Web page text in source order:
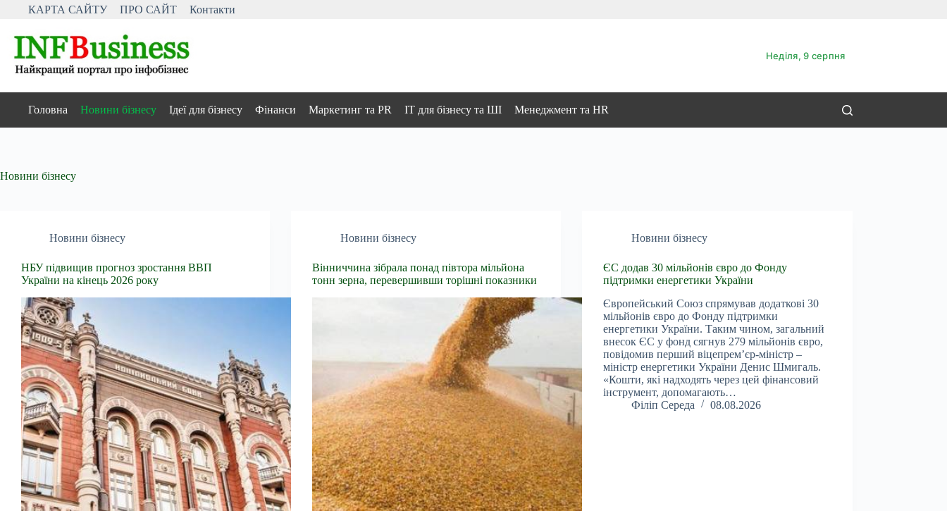
ПерейтиКАРТА САЙТУ ПРО САЙТ Контакти
Неділя, 9 серпня
Головна Новини бізнесу Ідеї для бізнесу Фінанси Маркетинг та PR IT для бізнесу та ШІ Менеджмент та HR
Новини бізнесу
Новини бізнесу
НБУ підвищив прогноз зростання ВВП
України на кінець 2026 року
Новини бізнесу
Вінниччина зібрала понад півтора мільйона
тонн зерна, перевершивши торішні показники
Новини бізнесу
ЄС додав 30 мільйонів євро до Фонду
підтримки енергетики України
Європейський Союз спрямував додаткові 30
мільйонів євро до Фонду підтримки
енергетики України. Таким чином, загальний
внесок ЄС у фонд сягнув 279 мільйонів євро,
повідомив перший віцепрем’єр-міністр –
міністр енергетики України Денис Шмигаль.
«Кошти, які надходять через цей фінансовий
інструмент, допомагають…
Філіп Середа
08.08.2026